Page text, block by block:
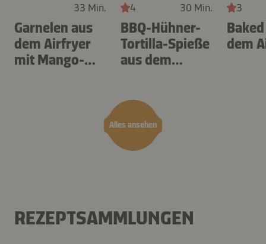
Alles ansehen
33 Min.
Garnelen aus
dem Airfryer
mit Mango-
4 30 Min.
BBQ-Hühner-
Tortilla-Spieße
aus dem
3
dem
REZEPTSAMMLUNGEN